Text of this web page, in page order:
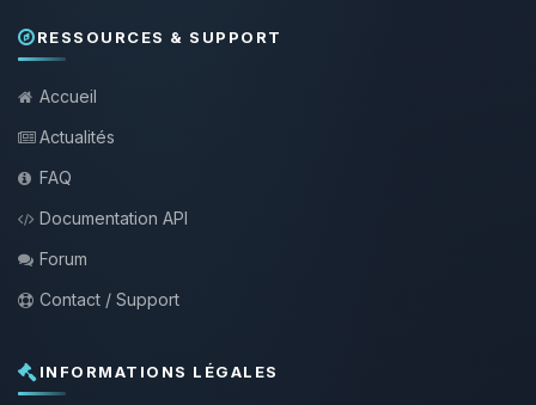
RESSOURCES & SUPPORT
Accueil
Actualités
FAQ
Documentation API
Forum
Contact / Support
INFORMATIONS LÉGALES